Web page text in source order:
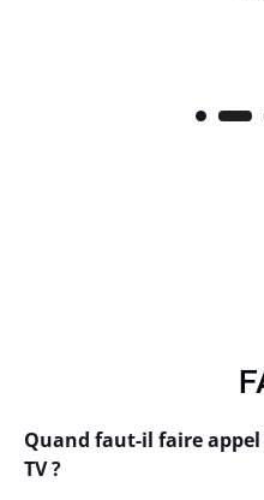
Quand faut-il faire
TV ?